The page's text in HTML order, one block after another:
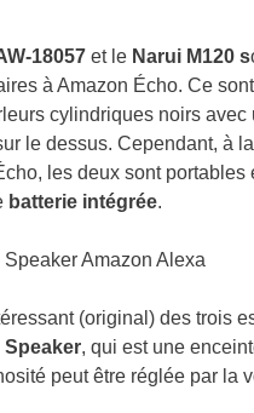
18057 et le Narui M120 s
à Amazon Écho. Ce
cylindriques noirs avec
le dessus. Cependant, à la
les deux sont portables
batterie intégrée.
(original) des trois
, qui est une
peut être réglée par la